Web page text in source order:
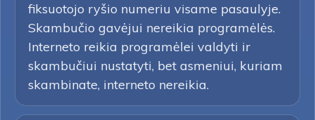
fiksuotojo ryšio numeriu visame pasaulyje.
Skambučio gavėjui nereikia programėlės.
Interneto reikia programėlei valdyti ir
skambučiui nustatyti, bet asmeniui, kuriam
skambinate, interneto nereikia.